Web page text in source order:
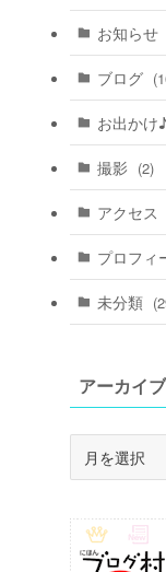
お知らせ
ブログ
お出かけ
撮影 (2)
アクセス
プロフィ
未分類
アーカイブ
イ
ブ